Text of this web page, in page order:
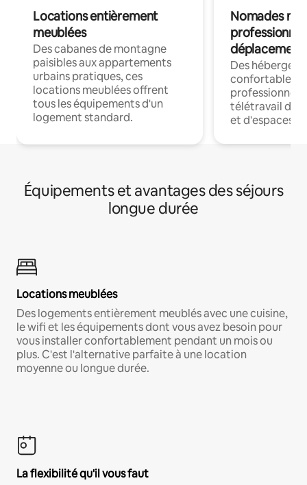
Locations entièrement
meublées
Des cabanes de montagne
paisibles aux appartements
urbains pratiques, ces
locations meublées offrent
tous les équipements d'un
logement standard.
Nomades
déplacement
Des
confortables
professionnels
télétravail
et d'espaces
Équipements et avantages des séjours
longue durée
Locations meublées
Des logements entièrement meublés avec une cuisine,
le wifi et les équipements dont vous avez besoin pour
vous installer confortablement pendant un mois ou
plus. C'est l'alternative parfaite à une location
moyenne ou longue durée.
La flexibilité qu'il vous faut